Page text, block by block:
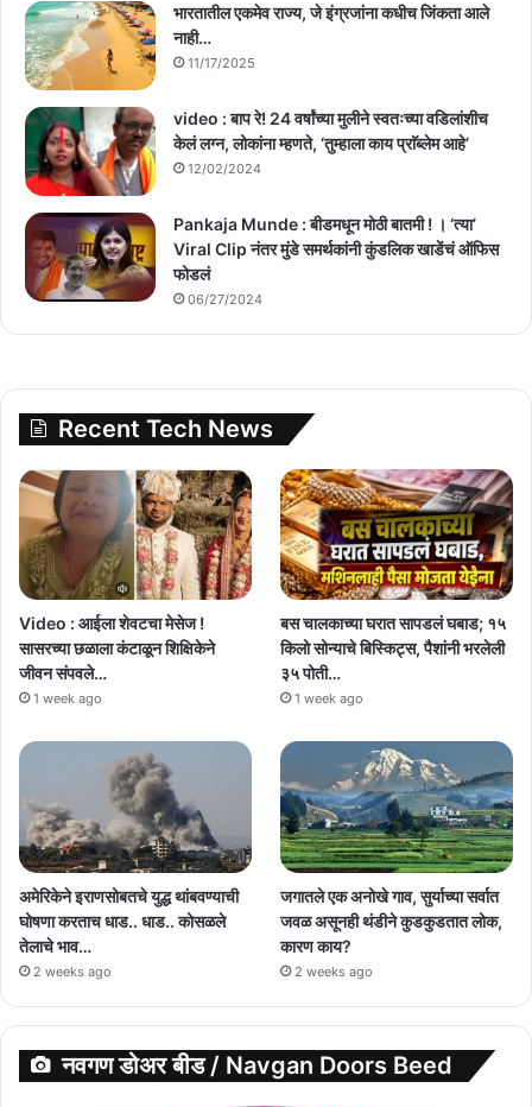
भारतातील एकमेव राज्य, जे इंग्रजांना कधीच जिंकता आले
नाही…
11/17/2025
video : बाप रे! 24 वर्षांच्या मुलीने स्वतःच्या वडिलांशीच
केलं लग्न, लोकांना म्हणते, ‘तुम्हाला काय प्राॅब्लेम आहे’
12/02/2024
Pankaja Munde : बीडमधून मोठी बातमी ! । ‘त्या’
Viral Clip नंतर मुंडे समर्थकांनी कुंडलिक खाडेंचं ऑफिस
फोडलं
06/27/2024
Recent Tech News
Video : आईला शेवटचा मेसेज !
सासरच्या छळाला कंटाळून शिक्षिकेने
जीवन संपवले…
1 week ago
बस चालकाच्या घरात सापडलं घबाड; १५
किलो सोन्याचे बिस्किट्स, पैशांनी भरलेली
३५ पोती…
1 week ago
अमेरिकेने इराणसोबतचे युद्ध थांबवण्याची
घोषणा करताच धाड.. धाड.. कोसळले
तेलाचे भाव…
2 weeks ago
जगातले एक अनोखे गाव, सुर्याच्या सर्वात
जवळ असूनही थंडीने कुडकुडतात लोक,
कारण काय?
2 weeks ago
नवगण डोअर बीड / Navgan Doors Beed